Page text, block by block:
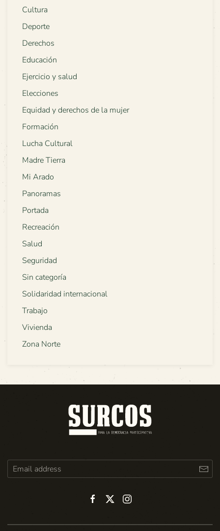
Cultura
Deporte
Derechos
Educación
Ejercicio y salud
Elecciones
Equidad y derechos de la mujer
Formación
Lucha Cultural
Madre Tierra
Mi Arado
Panoramas
Portada
Recreación
Salud
Seguridad
Sin categoría
Solidaridad internacional
Trabajo
Vivienda
Zona Norte